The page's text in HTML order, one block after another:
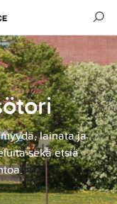
lainata ja
sekä etsiä